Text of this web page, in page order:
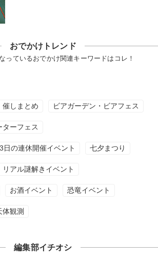
おでかけトレンド
っているおでかけ関連キーワードはコレ！
催しまとめ ビアガーデン・ビアフェス
ーフェス
の連休開催イベント 七夕まつり
リアル謎解きイベント
お酒イベント 恐竜イベント
観測
編集部イチオシ